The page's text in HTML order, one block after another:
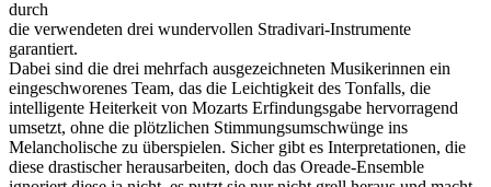
durch
die verwendeten drei wundervollen Stradivari-Instrumente
garantiert.
Dabei sind die drei mehrfach ausgezeichneten Musikerinnen ein
eingeschworenes Team, das die Leichtigkeit des Tonfalls, die
intelligente Heiterkeit von Mozarts Erfindungsgabe hervorragend
umsetzt, ohne die plötzlichen Stimmungsumschwünge ins
Melancholische zu überspielen. Sicher gibt es Interpretationen, die
diese drastischer herausarbeiten, doch das Oreade-Ensemble